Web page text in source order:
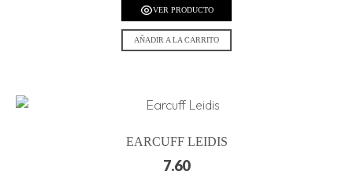
VER PRODUCTO
AÑADIR A LA CARRITO
EARCUFF LEIDIS
7.60